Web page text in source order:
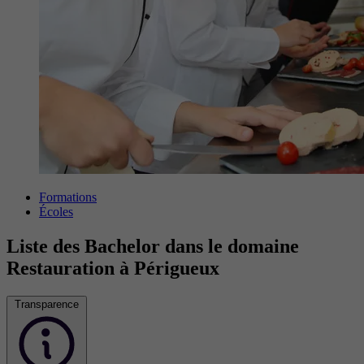
Formations
Écoles
Liste des Bachelor dans le domaine
Restauration à Périgueux
Transparence